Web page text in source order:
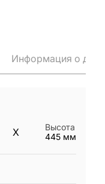
Информация о
X
Высота
445 мм